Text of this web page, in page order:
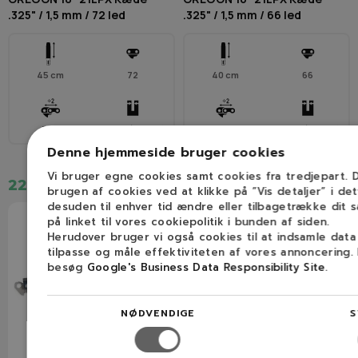
.325" / 1,5 mm / 72 led
45 cm 72
.325" 1,5 mm (0,058″)
220,00 kr.
.325" / 1,5 mm / 66 led
40 cm 66
.325" 1,5 mm (0,058″)
205,00 kr.
Denne hjemmeside bruger cookies
Vi bruger egne cookies samt cookies fra tredjepart.
brugen af cookies ved at klikke på ”Vis detaljer” i
desuden til enhver tid ændre eller tilbagetrække dit
på linket til vores cookiepolitik i bunden af siden.
Herudover bruger vi også cookies til at indsamle
tilpasse og måle effektiviteten af vores annoncering.
besøg Google's Business Data Responsibility Site.
NØDVENDIGE